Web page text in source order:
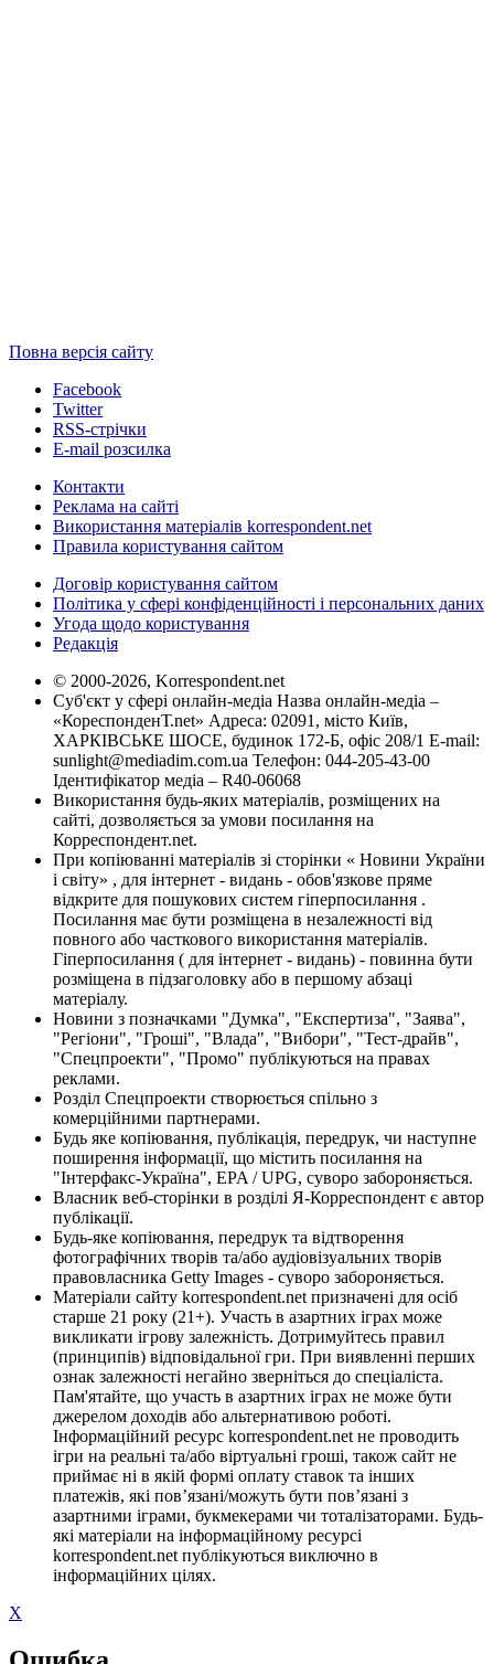
Повна версія сайту
Facebook
Twitter
RSS-стрічки
E-mail розсилка
Контакти
Реклама на сайті
Використання матеріалів korrespondent.net
Правила користування сайтом
Договір користування сайтом
Політика у сфері конфіденційності і персональних даних
Угода щодо користування
Редакція
© 2000-2026, Korrespondent.net
Суб'єкт у сфері онлайн-медіа Назва онлайн-медіа –
«КореспонденТ.net» Адреса: 02091, місто Київ,
ХАРКІВСЬКЕ ШОСЕ, будинок 172-Б, офіс 208/1 E-mail:
sunlight@mediadim.com.ua Телефон: 044-205-43-00
Ідентифікатор медіа – R40-06068
Використання будь-яких матеріалів, розміщених на
сайті, дозволяється за умови посилання на
Корреспондент.net.
При копіюванні матеріалів зі сторінки « Новини України
і світу» , для інтернет - видань - обов'язкове пряме
відкрите для пошукових систем гіперпосилання .
Посилання має бути розміщена в незалежності від
повного або часткового використання матеріалів.
Гіперпосилання ( для інтернет - видань) - повинна бути
розміщена в підзаголовку або в першому абзаці
матеріалу.
Новини з позначками "Думка", "Експертиза", "Заява",
"Регіони", "Гроші", "Влада", "Вибори", "Тест-драйв",
"Спецпроекти", "Промо" публікуються на правах
реклами.
Розділ Спецпроекти створюється спільно з
комерційними партнерами.
Будь яке копіювання, публікація, передрук, чи наступне
поширення інформації, що містить посилання на
"Інтерфакс-Україна", EPA / UPG, суворо забороняється.
Власник веб-сторінки в розділі Я-Корреспондент є автор
публікації.
Будь-яке копіювання, передрук та відтворення
фотографічних творів та/або аудіовізуальних творів
правовласника Getty Images - суворо забороняється.
Матеріали сайту korrespondent.net призначені для осіб
старше 21 року (21+). Участь в азартних іграх може
викликати ігрову залежність. Дотримуйтесь правил
(принципів) відповідальної гри. При виявленні перших
ознак залежності негайно зверніться до спеціаліста.
Пам'ятайте, що участь в азартних іграх не може бути
джерелом доходів або альтернативою роботі.
Інформаційний ресурс korrespondent.net не проводить
ігри на реальні та/або віртуальні гроші, також сайт не
приймає ні в якій формі оплату ставок та інших
платежів, які пов’язані/можуть бути пов’язані з
азартними іграми, букмекерами чи тоталізаторами. Будь-
які матеріали на інформаційному ресурсі
korrespondent.net публікуються виключно в
інформаційних цілях.
X